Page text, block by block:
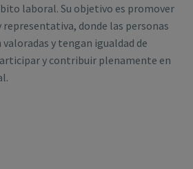
laboral. Su objetivo es promover
representativa, donde las personas
valoradas y tengan igualdad de
y contribuir plenamente en